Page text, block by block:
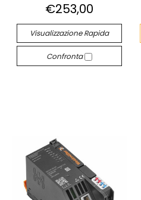
€253,00
Visualizzazione Rapida
Confronta